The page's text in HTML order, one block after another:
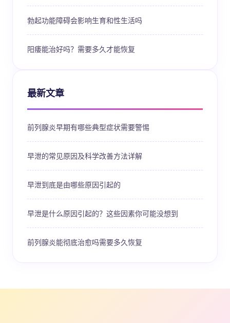
勃起功能障碍会影响生育和性生活吗
阳痿能治好吗？需要多久才能恢复
最新文章
前列腺炎早期有哪些典型症状需要警惕
早泄的常见原因及科学改善方法详解
早泄到底是由哪些原因引起的
早泄是什么原因引起的？这些因素你可能没想到
前列腺炎能彻底治愈吗需要多久恢复